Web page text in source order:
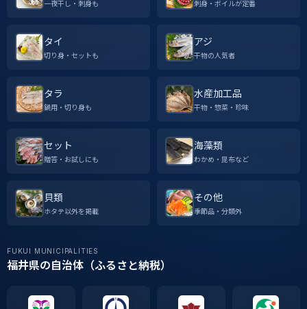
一夜干し・刺身も 刺身・ボイルが定番
タイ
切り身・セットも
アジ
干物の人気者
タラ
鍋用・切り身も
水産加工品
干物・惣菜・珍味
セット
贈答・お試しにも
海藻類
わかめ・昆布など
貝類
ホタテ以外を掲載
その他
季節品・分類外
FUKUI MUNICIPALITIES
福井県の自治体（ふるさと納税）